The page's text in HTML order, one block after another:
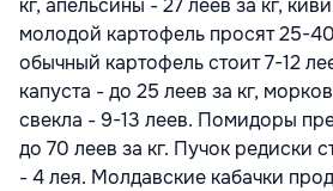
кг, апельсины - 27 леев за кг,
молодой картофель просят 25-40
обычный картофель стоит 7-12
капуста - до 25 леев за кг,
свекла - 9-13 леев. Помидоры
до 70 леев за кг. Пучок редиски
- 4 лея. Молдавские кабачки